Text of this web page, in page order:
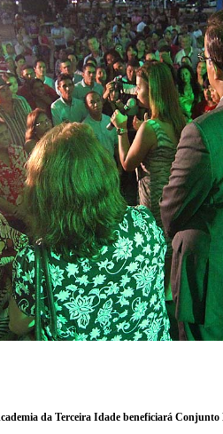
da Terceira Idade beneficiará Conjunto